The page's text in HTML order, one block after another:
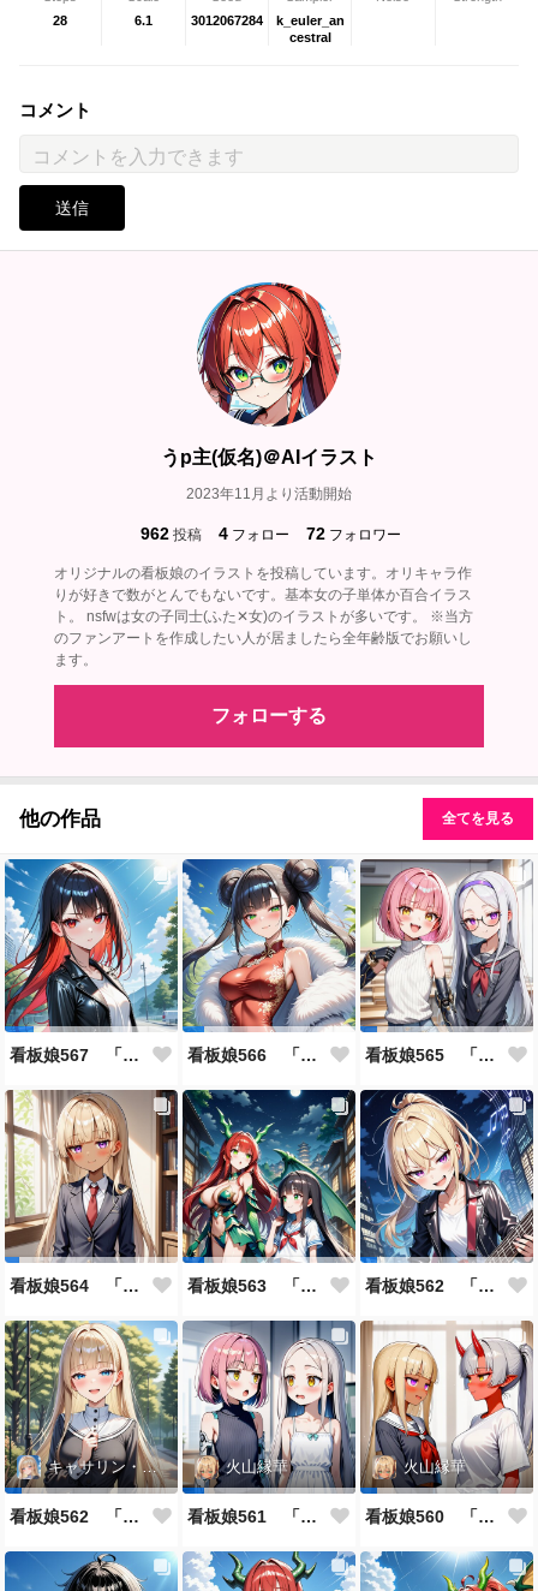
28
6.1
3012067284
k_euler_an
cestral
コメント
送信
うp主(仮名)＠AIイラスト
2023年11月より活動開始
962 投稿 4 フォロー 72 フォロワー
オリジナルの看板娘のイラストを投稿しています。オリキャラ作
りが好きで数がとんでもないです。基本女の子単体か百合イラス
ト。 nsfwは女の子同士(ふた✕女)のイラストが多いです。 ※当方
のファンアートを作成したい人が居ましたら全年齢版でお願いし
ます。
フォローする
他の作品 全てを見る
看板娘567 「雪村恋のよもやま話」 看板娘566 「ナンシー・ツァオのよもやま話」 看板娘565 「銀一族」
看板娘564 「ジェルマ・レスポストン・八百のよもやま話」 看板娘563 「騒ぎの終わり」 看板娘562 「八木沼千絵のよもやま話」
キャサリン・アストリー
看板娘562 「キャサリン・アストリーのよもやま話」
火山縁華
看板娘561 「火山一族」
火山縁華
看板娘560 「緋山一族」